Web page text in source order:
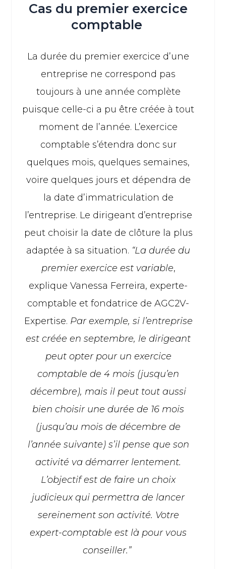
Cas du premier exercice
comptable
La durée du premier exercice d’une
entreprise ne correspond pas
toujours à une année complète
puisque celle-ci a pu être créée à tout
moment de l’année. L’exercice
comptable s’étendra donc sur
quelques mois, quelques semaines,
voire quelques jours et dépendra de
la date d’immatriculation de
l’entreprise. Le dirigeant d’entreprise
peut choisir la date de clôture la plus
adaptée à sa situation. “La durée du
premier exercice est variable,
explique Vanessa Ferreira, experte-
comptable et fondatrice de AGC2V-
Expertise. Par exemple, si l’entreprise
est créée en septembre, le dirigeant
peut opter pour un exercice
comptable de 4 mois (jusqu’en
décembre), mais il peut tout aussi
bien choisir une durée de 16 mois
(jusqu’au mois de décembre de
l’année suivante) s’il pense que son
activité va démarrer lentement.
L’objectif est de faire un choix
judicieux qui permettra de lancer
sereinement son activité. Votre
expert-comptable est là pour vous
conseiller.”